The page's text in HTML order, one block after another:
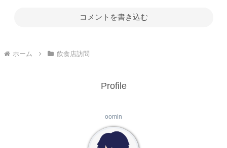
コメントを書き込む
ホーム 飲食店訪問
Profile
oomin